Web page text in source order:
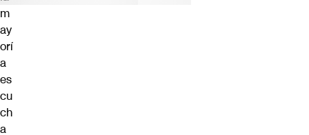
m
ay
orí
a
es
cu
ch
a